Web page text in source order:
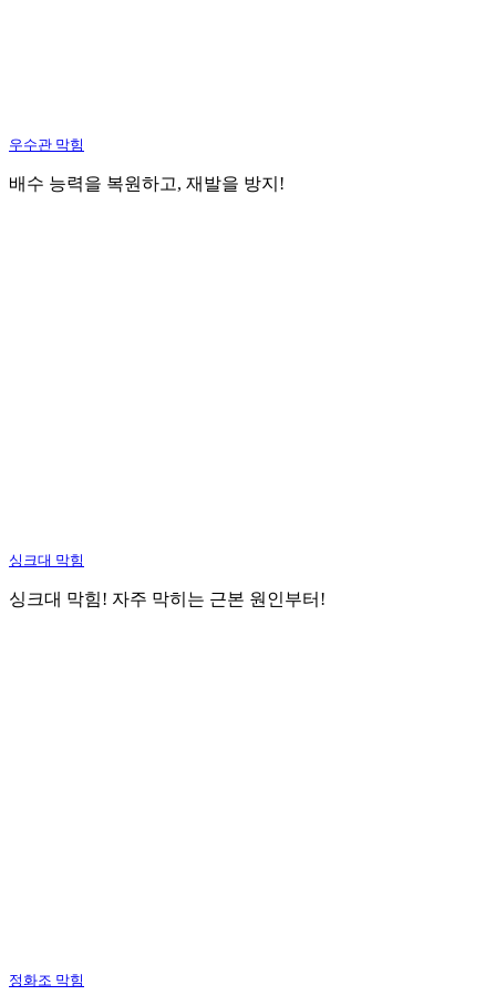
우수관 막힘
배수 능력을 복원하고, 재발을 방지!
싱크대 막힘
싱크대 막힘! 자주 막히는 근본 원인부터!
정화조 막힘